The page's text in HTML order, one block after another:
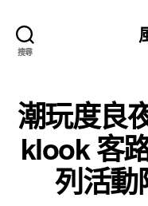
搜尋
潮玩度良
klook 客
列活動